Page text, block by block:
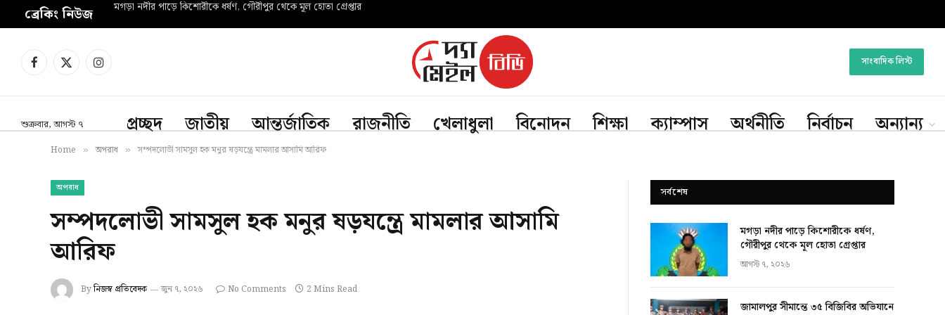
ব্রেকিং নিউজ মগড়া নদীর পাড়ে কিশোরীকে ধর্ষণ, গৌরীপুর থেকে মূল হোতা গ্রেপ্তার
Facebook
X
Instagram সাংবাদিক লিস্ট
শুক্রবার, আগস্ট ৭ প্রচ্ছদ জাতীয় আন্তর্জাতিক রাজনীতি খেলাধুলা বিনোদন শিক্ষা ক্যাম্পাস অর্থনীতি নির্বাচন অন্যান্য
Home » অপরাধ » সম্পদলোভী সামসুল হক মনুর ষড়যন্ত্রে মামলার আসামি আরিফ
অপরাধ
সম্পদলোভী সামসুল হক মনুর ষড়যন্ত্রে মামলার আসামি
আরিফ
Byনিজস্ব প্রতিবেদক জুন ৭, ২০২৬ No Comments 2 Mins Read
সর্বশেষ
মগড়া নদীর পাড়ে কিশোরীকে ধর্ষণ,
গৌরীপুর থেকে মূল হোতা গ্রেপ্তার
আগস্ট ৭, ২০২৬
জামালপুর সীমান্তে ৩৫ বিজিবির অভিযানে